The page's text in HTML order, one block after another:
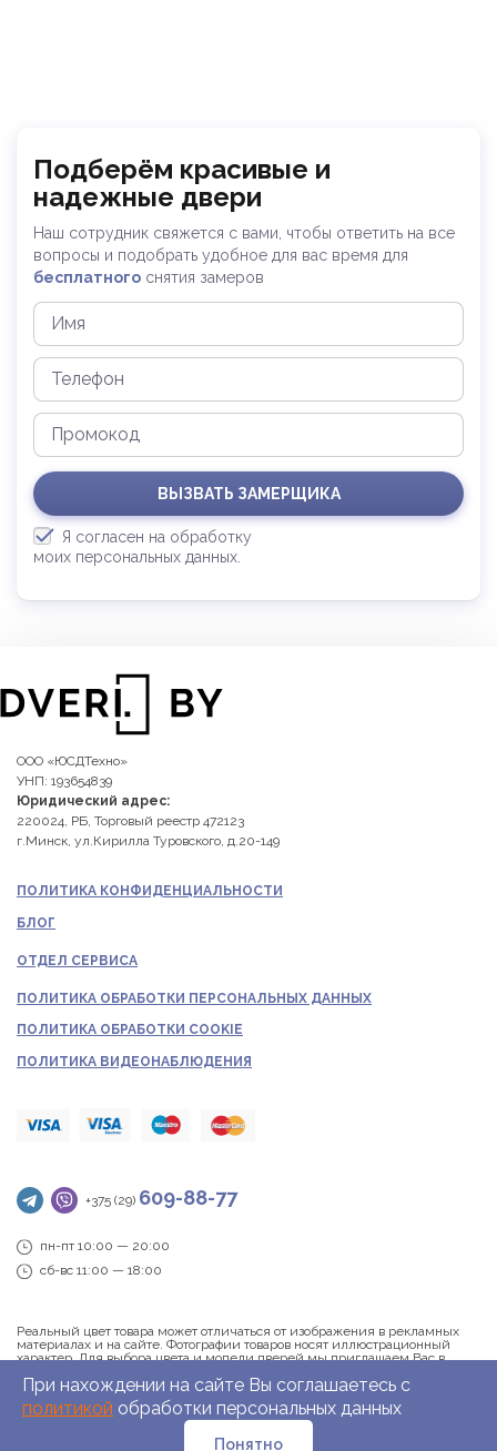
Подберём красивые и
надежные двери
Наш сотрудник свяжется с вами, чтобы ответить на все
вопросы и подобрать удобное для вас время для
бесплатного снятия замеров
ВЫЗВАТЬ ЗАМЕРЩИКА
Я согласен на обработку
моих персональных данных.
ООО «ЮСДТехно»
УНП: 193654839
Юридический адрес:
220024, РБ, Торговый реестр 472123
г.Минск, ул.Кирилла Туровского, д.20-149
ПОЛИТИКА КОНФИДЕНЦИАЛЬНОСТИ
БЛОГ
ОТДЕЛ СЕРВИСА
ПОЛИТИКА ОБРАБОТКИ ПЕРСОНАЛЬНЫХ ДАННЫХ
ПОЛИТИКА ОБРАБОТКИ COOKIE
ПОЛИТИКА ВИДЕОНАБЛЮДЕНИЯ
+375 (29) 609-88-77
пн-пт 10:00 — 20:00
сб-вс 11:00 — 18:00
Реальный цвет товара может отличаться от изображения в рекламных
материалах и на сайте. Фотографии товаров носят иллюстрационный
характер. Для выбора цвета и модели дверей мы приглашаем Вас в
на сайте, не является публичной офертой.
При нахождении на сайте Вы соглашаетесь c
политикой обработки персональных данных
Понятно